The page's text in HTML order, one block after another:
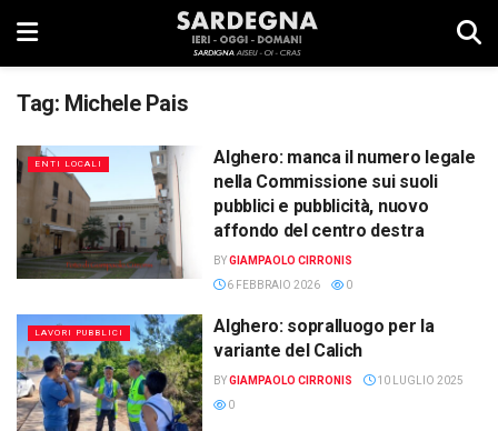
Tag: Michele Pais
ENTI LOCALI
Alghero: manca il numero legale
nella Commissione sui suoli
pubblici e pubblicità, nuovo
affondo del centro destra
BYGIAMPAOLO CIRRONIS
6 FEBBRAIO 2026
0
LAVORI PUBBLICI
Alghero: sopralluogo per la
variante del Calich
BYGIAMPAOLO CIRRONIS
10 LUGLIO 2025
0